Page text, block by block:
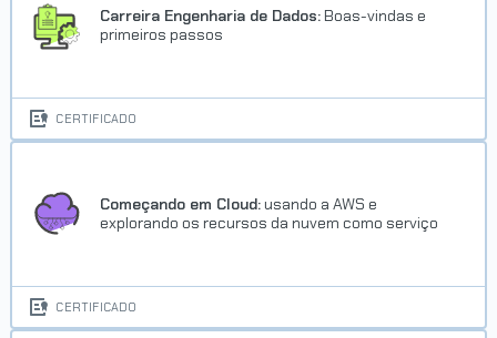
Carreira Engenharia de Dados: Boas-vindas e
primeiros passos
CERTIFICADO
Começando em Cloud: usando a AWS e
explorando os recursos da nuvem como serviço
CERTIFICADO